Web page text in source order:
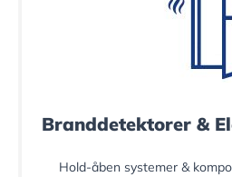
Branddetektorer &
Hold-åben systemer &